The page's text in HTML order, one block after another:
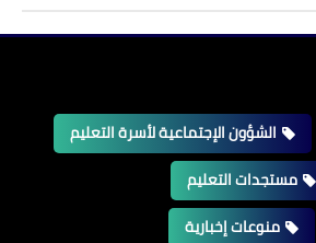
الشؤون الإجتماعية لأسرة التعليم
مستجدات التعليم
منوعات إخبارية